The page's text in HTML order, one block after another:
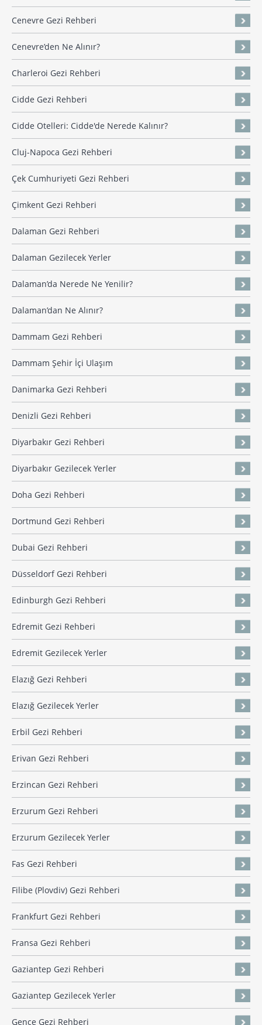
Cenevre Gezi Rehberi
Cenevre’den Ne Alınır?
Charleroi Gezi Rehberi
Cidde Gezi Rehberi
Cidde Otelleri: Cidde'de Nerede Kalınır?
Cluj-Napoca Gezi Rehberi
Çek Cumhuriyeti Gezi Rehberi
Çimkent Gezi Rehberi
Dalaman Gezi Rehberi
Dalaman Gezilecek Yerler
Dalaman’da Nerede Ne Yenilir?
Dalaman’dan Ne Alınır?
Dammam Gezi Rehberi
Dammam Şehir İçi Ulaşım
Danimarka Gezi Rehberi
Denizli Gezi Rehberi
Diyarbakır Gezi Rehberi
Diyarbakır Gezilecek Yerler
Doha Gezi Rehberi
Dortmund Gezi Rehberi
Dubai Gezi Rehberi
Düsseldorf Gezi Rehberi
Edinburgh Gezi Rehberi
Edremit Gezi Rehberi
Edremit Gezilecek Yerler
Elazığ Gezi Rehberi
Elazığ Gezilecek Yerler
Erbil Gezi Rehberi
Erivan Gezi Rehberi
Erzincan Gezi Rehberi
Erzurum Gezi Rehberi
Erzurum Gezilecek Yerler
Fas Gezi Rehberi
Filibe (Plovdiv) Gezi Rehberi
Frankfurt Gezi Rehberi
Fransa Gezi Rehberi
Gaziantep Gezi Rehberi
Gaziantep Gezilecek Yerler
Gence Gezi Rehberi